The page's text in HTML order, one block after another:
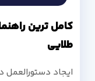
کامل ترین
طلایی
ایجاد دستورالعمل